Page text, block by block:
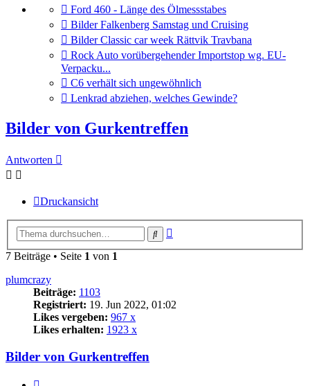
Gehe
zum
letzten
Beitrag
Ford 460 - Länge des Ölmessstabes
Gehe
zum
letzten
Beitrag
Bilder Falkenberg Samstag und Cruising
Gehe
zum
letzten
Beitrag
Bilder Classic car week Rättvik Travbana
Gehe
zum
letzten
Beitrag
Rock Auto vorübergehender Importstop wg. EU-
Verpacku...
Gehe
zum
letzten
C6 verhält sich ungewöhnlich
Gehe
letzten
Beitrag
Lenkrad abziehen, welches Gewinde?
Bilder von Gurkentreffen
Antworten
Druckansicht
Suche
7 Beiträge • Seite 1 von 1
plumcrazy
Beiträge: 1103
Registriert: 19. Jun 2022, 01:02
Likes vergeben: 967 x
Likes erhalten: 1923 x
Bilder von Gurkentreffen